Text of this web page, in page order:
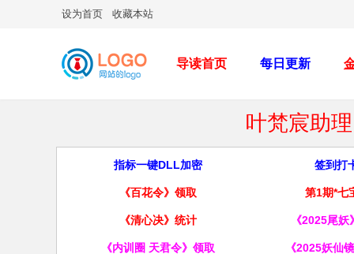
设为首页 收藏本站
导读首页 每日更新
叶梵宸助
指标一键DLL加密 签到打
《百花令》领取 第1期*七
《清心决》统计 《2025尾妖
《内训圈 天君令》领取 《2025妖仙